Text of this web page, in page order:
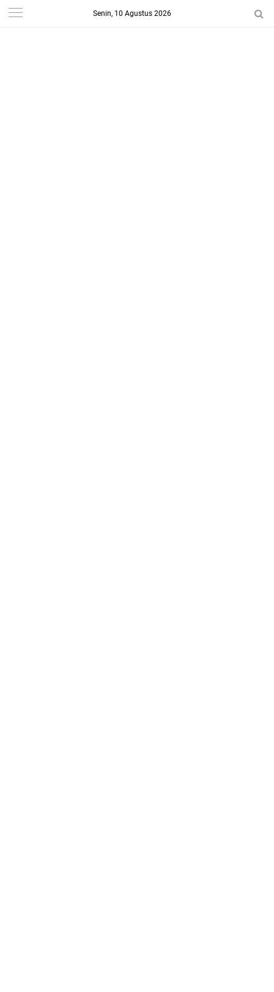
Senin, 10 Agustus 2026